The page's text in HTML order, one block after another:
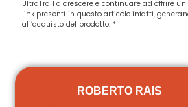
UltraTrail a crescere e continuare ad offrire
link presenti in questo articolo infatti,
all’acquisto del prodotto. *
ROBERTO RAIS